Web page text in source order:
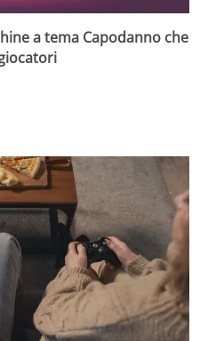
a tema Capodanno che